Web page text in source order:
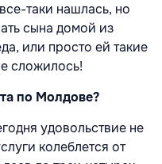
таки нашлась, но
сына домой из
или просто ей такие
сложилось!
по Молдове?
удовольствие не
колеблется от